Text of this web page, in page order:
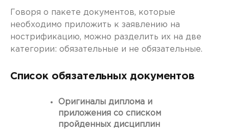
Говоря о пакете документов, которые
необходимо приложить к заявлению на
нострификацию, можно разделить их на две
категории: обязательные и не обязательные.
Список обязательных документов
Оригиналы диплома и
приложения со списком
пройденных дисциплин